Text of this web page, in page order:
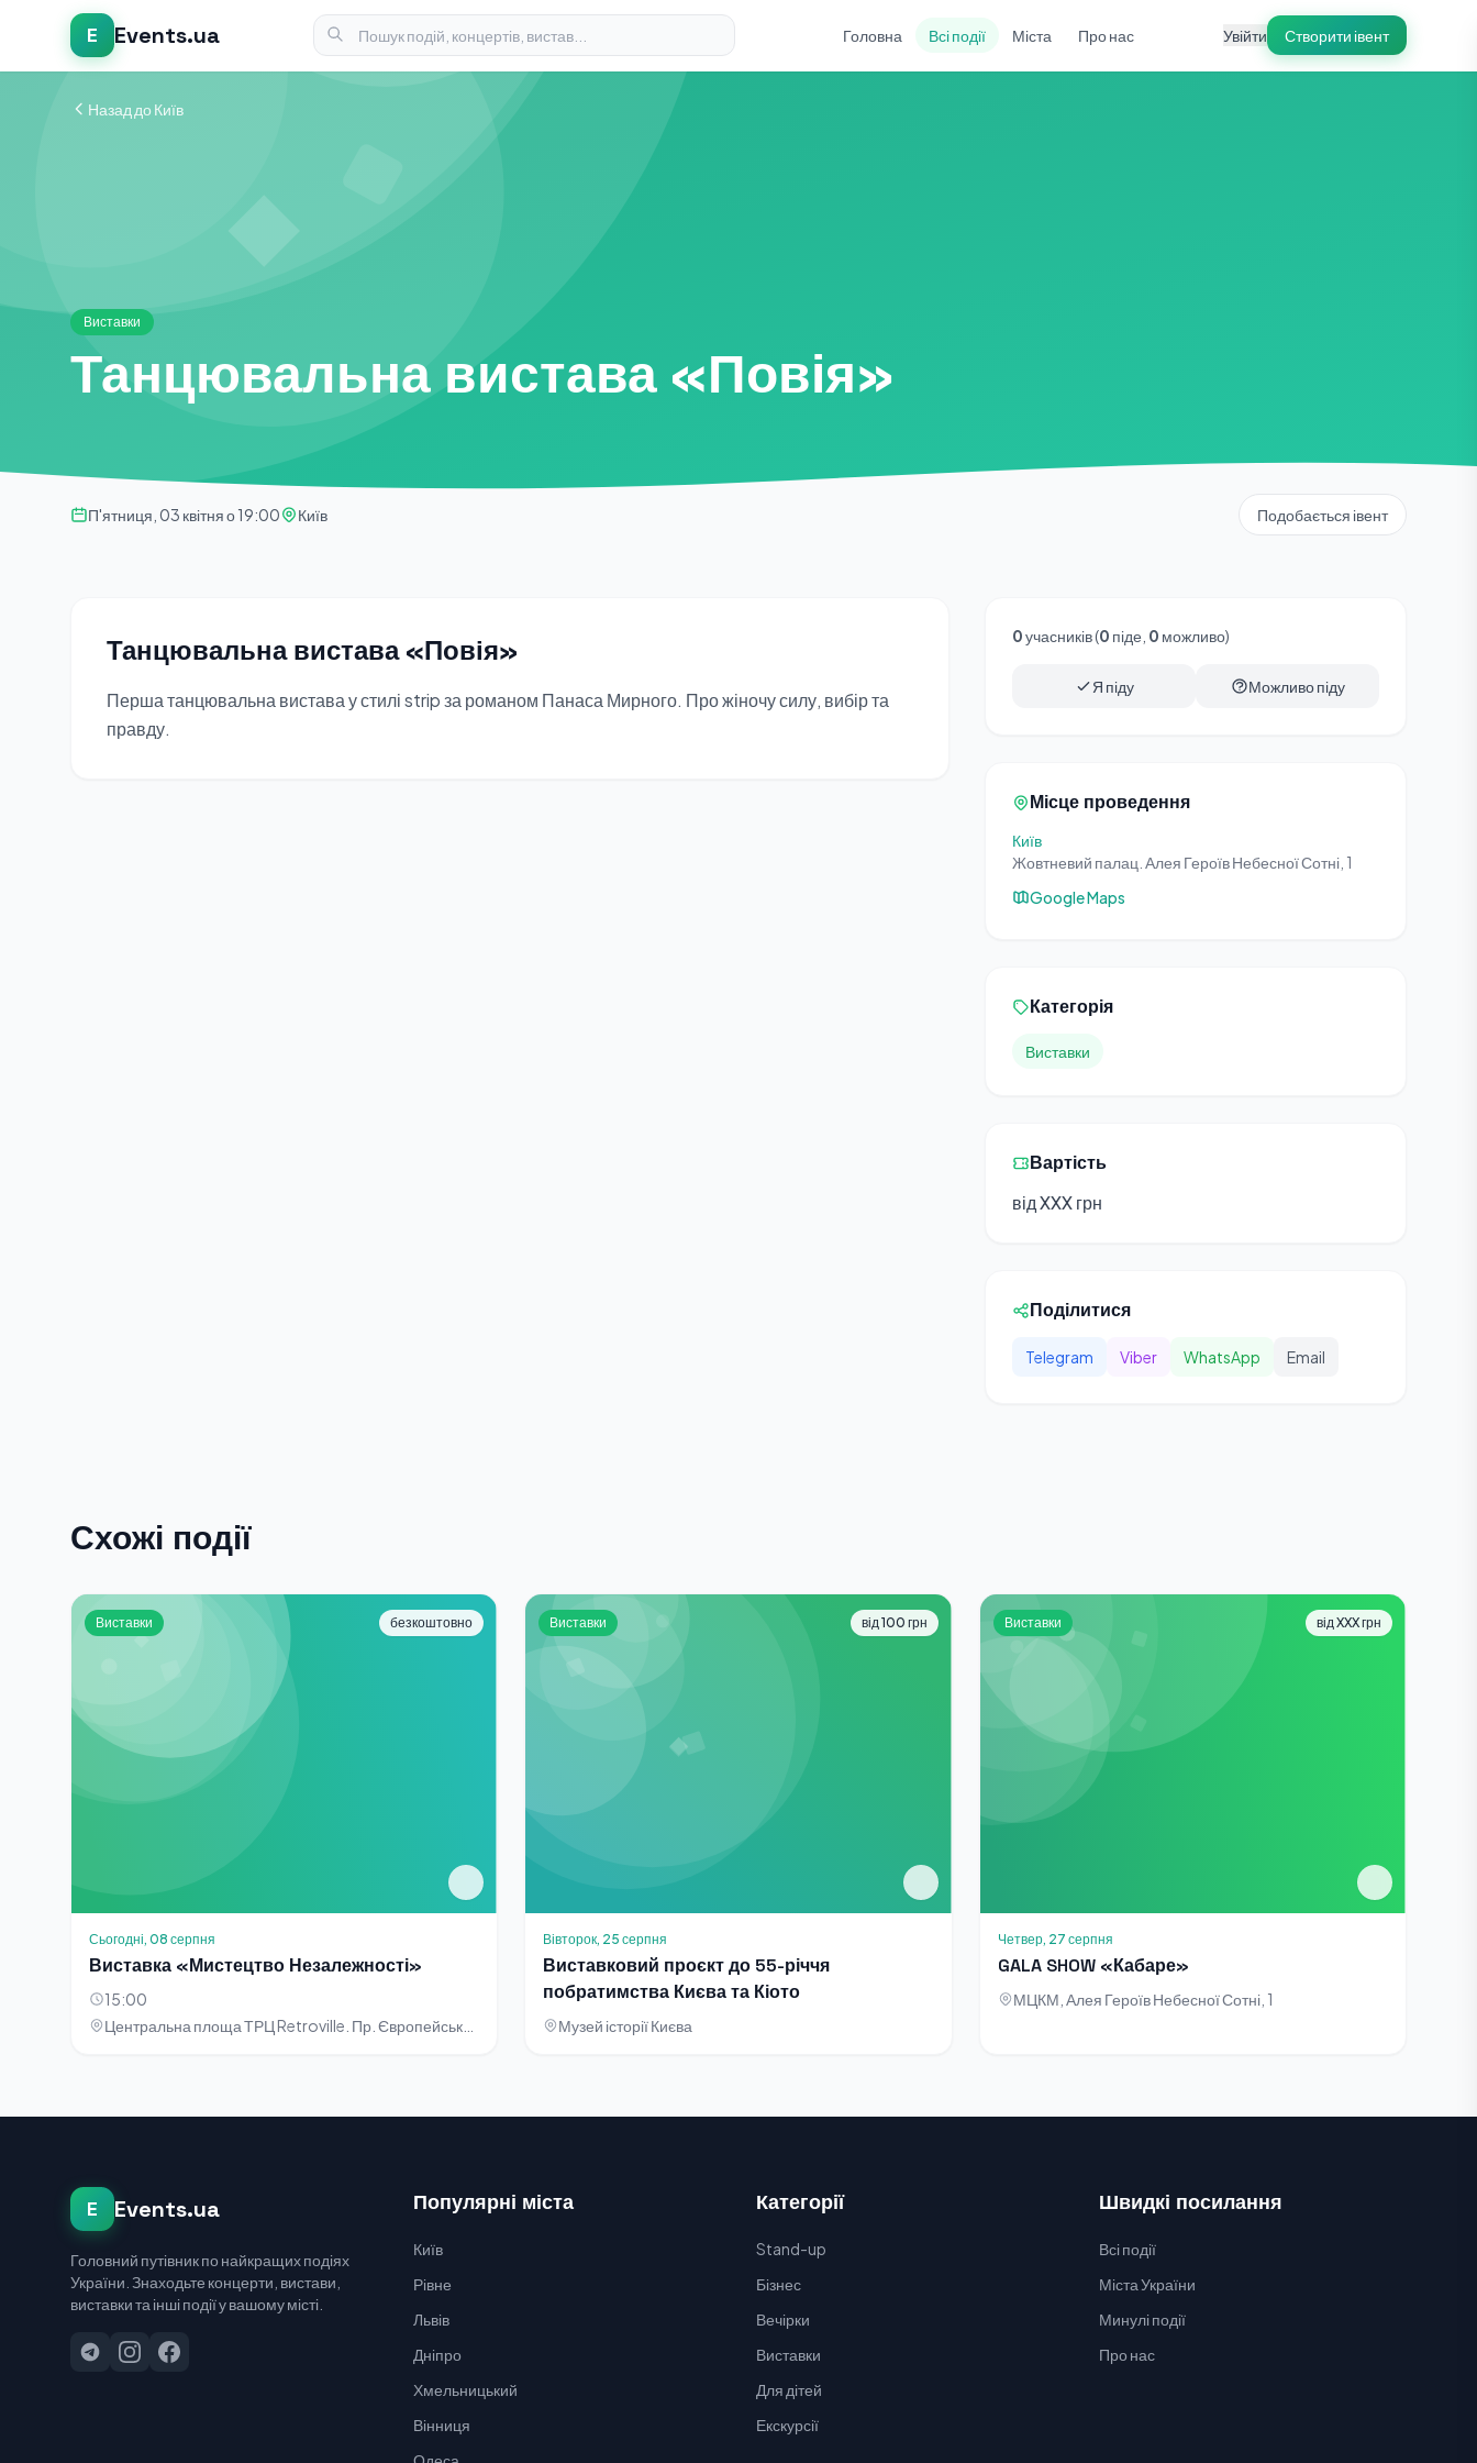
E Events.ua Головна Всі події Міста Про нас Увійти Створити івент
Назад до Київ
Виставки
Танцювальна вистава «Повія»
П'ятниця, 03 квітня о 19:00 Київ Подобається івент
Танцювальна вистава «Повія»
Перша танцювальна вистава у стилі strip за романом Панаса Мирного. Про жіночу силу, вибір та
правду.
0учасників (0 піде, 0 можливо)
Я піду Можливо піду
Місце проведення
Київ
Жовтневий палац. Алея Героїв Небесної Сотні, 1
Google Maps
Категорія
Виставки
Вартість
від XXX грн
Поділитися
Telegram Viber WhatsApp Email
Схожі події
Виставки безкоштовно
Сьогодні, 08 серпня
Виставка «Мистецтво Незалежності»
15:00
Виставки від 100 грн
Вівторок, 25 серпня
Виставковий проєкт до 55-річчя
побратимства Києва та Кіото
Музей історії Києва
Виставки від XXX грн
Четвер, 27 серпня
GALA SHOW «Кабаре»
МЦКМ, Алея Героїв Небесної Сотні, 1
E Events.ua
Головний путівник по найкращих подіях
України. Знаходьте концерти, вистави,
виставки та інші події у вашому місті.
Популярні міста
Київ
Рівне
Львів
Дніпро
Хмельницький
Вінниця
Категорії
Stand-up
Бізнес
Вечірки
Виставки
Для дітей
Екскурсії
Швидкі посилання
Всі події
Міста України
Минулі події
Про нас